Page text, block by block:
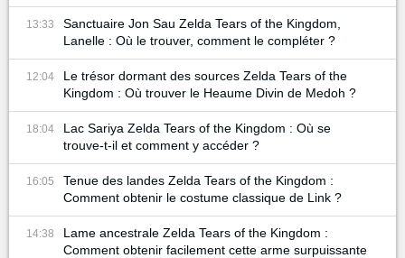
13:33
Sanctuaire Jon Sau Zelda Tears of the Kingdom,
Lanelle : Où le trouver, comment le compléter ?
12:04
Le trésor dormant des sources Zelda Tears of the
Kingdom : Où trouver le Heaume Divin de Medoh ?
18:04
Lac Sariya Zelda Tears of the Kingdom : Où se
trouve-t-il et comment y accéder ?
16:05
Tenue des landes Zelda Tears of the Kingdom :
Comment obtenir le costume classique de Link ?
14:38
Lame ancestrale Zelda Tears of the Kingdom :
Comment obtenir facilement cette arme surpuissante